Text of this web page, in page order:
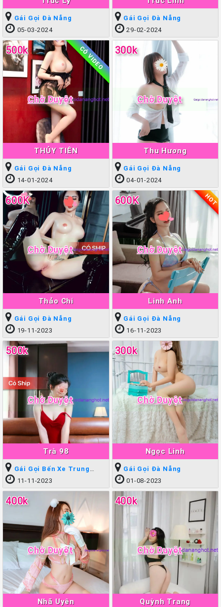
Gái Gọi Đà Nẵng
05-03-2024
Gái Gọi Đà Nẵng
29-02-2024
THỦY TIÊN
500k CÓ VIDEO
Chờ Duyệt
Gái Gọi Đà Nẵng
14-01-2024
Thu Hương
300k
Chờ Duyệt
Gái Gọi Đà Nẵng
04-01-2024
Thảo Chi
600K
Chờ Duyệt
Gái Gọi Đà Nẵng
19-11-2023
Linh Anh
600K HOT
Chờ Duyệt
Gái Gọi Đà Nẵng
16-11-2023
Trà 98
500k
Chờ Duyệt
Gái Gọi Bến Xe Trung
Tâm11-11-2023
Ngọc Linh
300k
Chờ Duyệt
Gái Gọi Đà Nẵng
01-08-2023
Nhã Uyên
400k
Chờ Duyệt
Quỳnh Trang
400k
Chờ Duyệt